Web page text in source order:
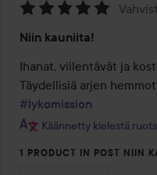
5
/
5
Niin kauniita!
Ihanat, viilentävät ja
#lykomission
Käännetty kielestä
1 PRODUCT IN POST NIIN